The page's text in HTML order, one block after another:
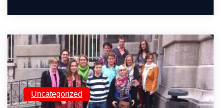
Uncategorized